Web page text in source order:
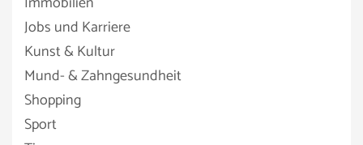
Jobs und Karriere
Kunst & Kultur
Mund- & Zahngesundheit
Shopping
Sport